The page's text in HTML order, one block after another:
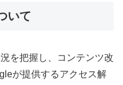
いて
を把握し、コンテンツ改
が提供するアクセス解